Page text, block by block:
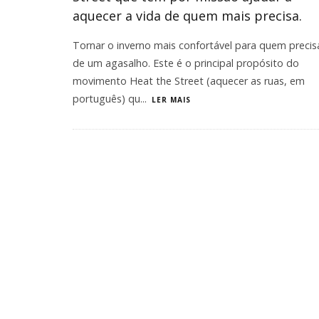
aquecer a vida de quem mais precisa.
Tornar o inverno mais confortável para quem
de um agasalho. Este é o principal propósito do
movimento Heat the Street (aquecer as ruas, em
português) qu... LER MAIS